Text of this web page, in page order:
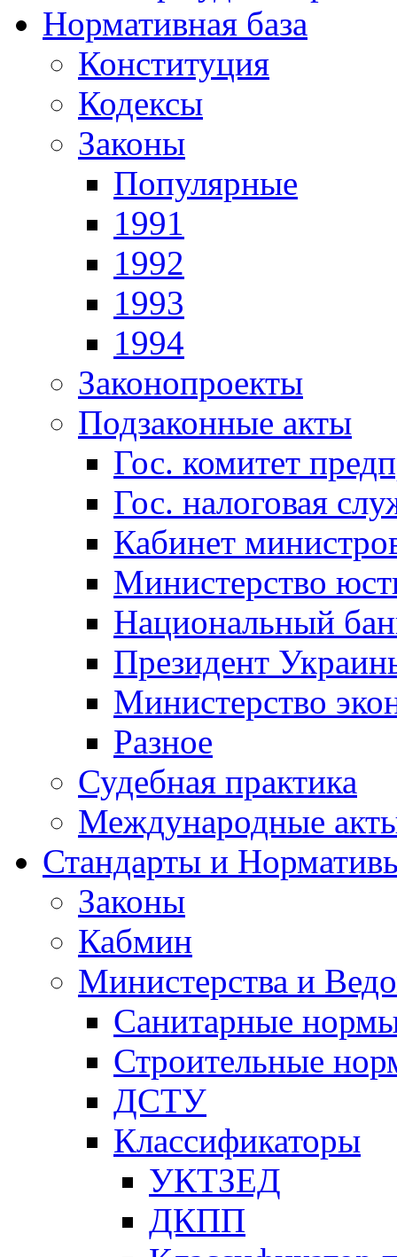
Нормативная база
Конституция
Кодексы
Законы
Популярные
1991
1992
1993
1994
Законопроекты
Подзаконные акты
Гос. комитет
Гос. налоговая
Кабинет
Министерство
Национальный
Президент
Министерство
Разное
Судебная практика
Международные
Стандарты и
Законы
Кабмин
Министерства и
Санитарные
Строительные
ДСТУ
Классификаторы
УКТЗЕД
ДКПП